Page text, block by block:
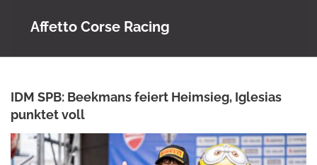
Affetto Corse Racing
IDM SPB: Beekmans feiert Heimsieg, Iglesias
punktet voll
ROWENA HINZMANN